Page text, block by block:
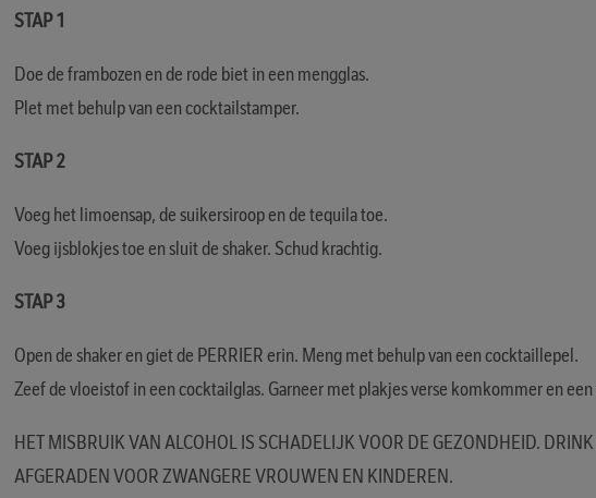
STAP 1
Doe de frambozen en de rode biet in een mengglas.
Plet met behulp van een cocktailstamper.
STAP 2
Voeg het limoensap, de suikersiroop en de tequila toe.
Voeg ijsblokjes toe en sluit de shaker. Schud krachtig.
STAP 3
Open de shaker en giet de PERRIER erin. Meng met behulp van een cocktaillepel.
Zeef de vloeistof in een cocktailglas. Garneer met plakjes verse komkommer en
HET MISBRUIK VAN ALCOHOL IS SCHADELIJK VOOR DE GEZONDHEID.
AFGERADEN VOOR ZWANGERE VROUWEN EN KINDEREN.